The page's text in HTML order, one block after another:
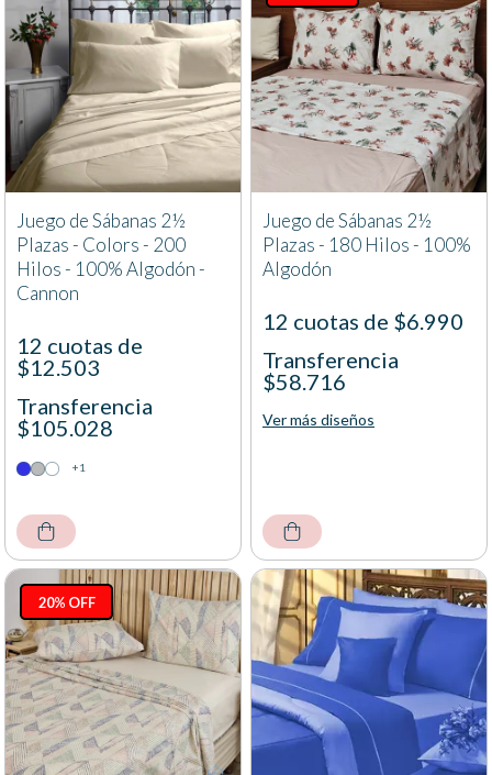
Juego de Sábanas 2½
Plazas - Colors - 200
Hilos - 100% Algodón -
Cannon
12 cuotas de
$12.503
Transferencia
$105.028
+1
Juego de Sábanas 2½
Plazas - 180 Hilos - 100%
Algodón
12 cuotas de $6.990
Transferencia
$58.716
Ver más diseños
20% OFF